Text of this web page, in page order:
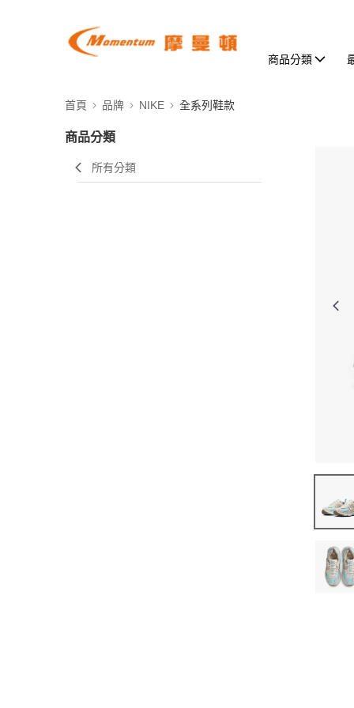
商品分類
首頁 品牌 NIKE 全系列鞋款
商品分類
所有分類